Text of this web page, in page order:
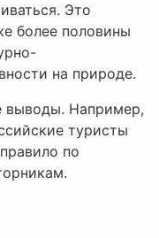
Это
более половины
на природе.
выводы. Например,
туристы
по